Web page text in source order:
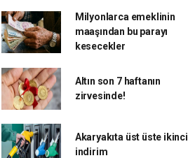
Milyonlarca emeklinin
maaşından bu parayı
kesecekler
Altın son 7 haftanın
zirvesinde!
Akaryakıta üst üste ikinci
indirim